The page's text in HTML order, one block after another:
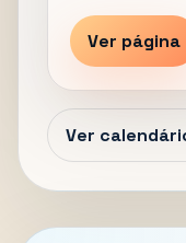
Ver página
Ver